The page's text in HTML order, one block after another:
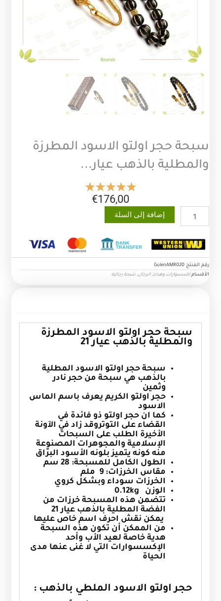
سبحة حجر اولتو الاسود المطرزة
والمطلية بالذهب عيار...
€176,00
كمية
سبحة
حجر
اولتو
الاسود
المطرزة
والمطلية
بالذهب
إضافة إلى السلة
رقم المنتج GulenAMR020
الأقسام اكسسوارات وهدايا,الرجال, سُبحة رجالية
سبحة حجر اولتو الاسود المطرزة
والمطلية بالذهب عيار 21
سبحة حجر اولتو الاسود المطلية
بالذهب هي سبحة من حجر نادر
وثمين
حجر اولتو الكريم يعرف باسم الماس
الاسود
كما ان حجر اولتو ذو فائدة في
القضاء على التوتروقد زاد في الآونة
الأخيرة الطلب على السبحات
الإسلامية والمجوهرات المصنوعة
منه كونه يتميز بلونه الأسود البرّاق
الطول الكامل للمسبحة: 28 سم
مقاس الخرزات: 9 ملم
الخرزات سوداء وبشكل كروي
الوزن 0.12kg
تتضمن هذه المسبحة خرزات من
الفضة المطلية بالذهب عيار 21
يمكن نقش احرف اسم خاص عليها
من الممكن أن تكون هذه السبحة
هدية خاصة لعيد الأب وأحد
الإكسسوارات التي لا غنى عنها مدى
الحياة
حجر اولتو الاسود الملطي بالذهب :